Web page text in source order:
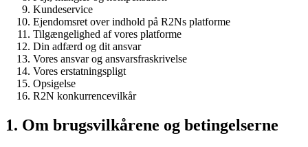
Kundeservice
Ejendomsret over indhold på R2Ns platforme
Tilgængelighed af vores platforme
Din adfærd og dit ansvar
Vores ansvar og ansvarsfraskrivelse
Vores erstatningspligt
Opsigelse
R2N konkurrencevilkår
1. Om brugsvilkårene og betingelserne